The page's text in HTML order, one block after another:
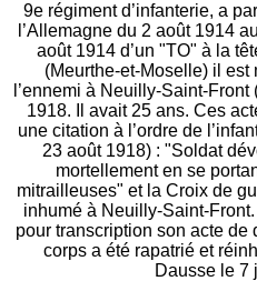
9e régiment d’infanterie, a
l’Allemagne du 2 août 1914
août 1914 d’un "TO" à la
(Meurthe-et-Moselle) il est
l’ennemi à Neuilly-Saint-
1918. Il avait 25 ans. Ces
une citation à l’ordre de
23 août 1918) : "Soldat
mortellement en se
mitrailleuses" et la Croix de
inhumé à Neuilly-Saint-
pour transcription son acte de
corps a été rapatrié et
Dausse le 7